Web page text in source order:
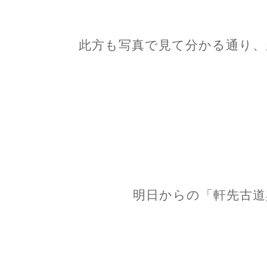
此方も写真で見て分かる通り
明日からの「軒先古